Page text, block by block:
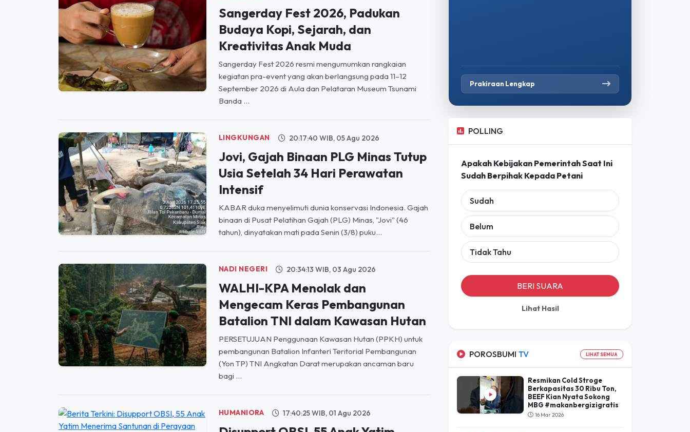
Sangerday Fest 2026, Padukan
Budaya Kopi, Sejarah, dan
Kreativitas Anak Muda
Sangerday Fest 2026 resmi mengumumkan rangkaian
kegiatan pra-event yang akan berlangsung pada 11–12
September 2026 di Aula dan Pelataran Museum Tsunami
Banda ...
LINGKUNGAN 20:17:40 WIB, 05 Agu 2026
Jovi, Gajah Binaan PLG Minas Tutup
Usia Setelah 34 Hari Perawatan
Intensif
KABAR duka menyelimuti dunia konservasi Indonesia. Gajah
binaan di Pusat Pelatihan Gajah (PLG) Minas, "Jovi" (46
tahun), dinyatakan mati pada Senin (3/8) puku...
NADI NEGERI 20:34:13 WIB, 03 Agu 2026
WALHI-KPA Menolak dan
Mengecam Keras Pembangunan
Batalion TNI dalam Kawasan Hutan
PERSETUJUAN Penggunaan Kawasan Hutan (PPKH) untuk
pembangunan Batalion Infanteri Teritorial Pembangunan
(Yon TP) TNI Angkatan Darat merupakan ancaman baru
bagi ...
HUMANIORA 17:40:25 WIB, 01 Agu 2026
Prakiraan Lengkap
POLLING
Apakah Kebijakan Pemerintah Saat Ini
Sudah Berpihak Kepada Petani
Sudah
Belum
Tidak Tahu
BERI SUARA
Lihat Hasil
POROSBUMI TV LIHAT SEMUA
Resmikan Cold Stroge
Berkapasitas 30 Ribu Ton,
BEEF Kian Nyata Sokong
MBG #makanbergizigratis
16 Mar 2026